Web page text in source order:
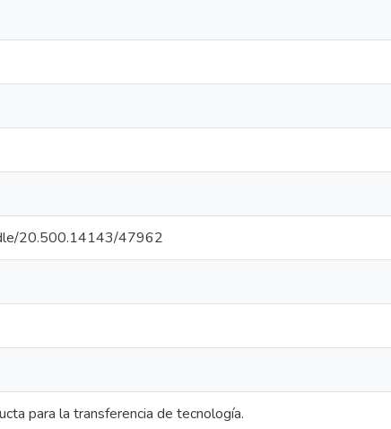
20.500.14143/47962
para la transferencia de tecnología.